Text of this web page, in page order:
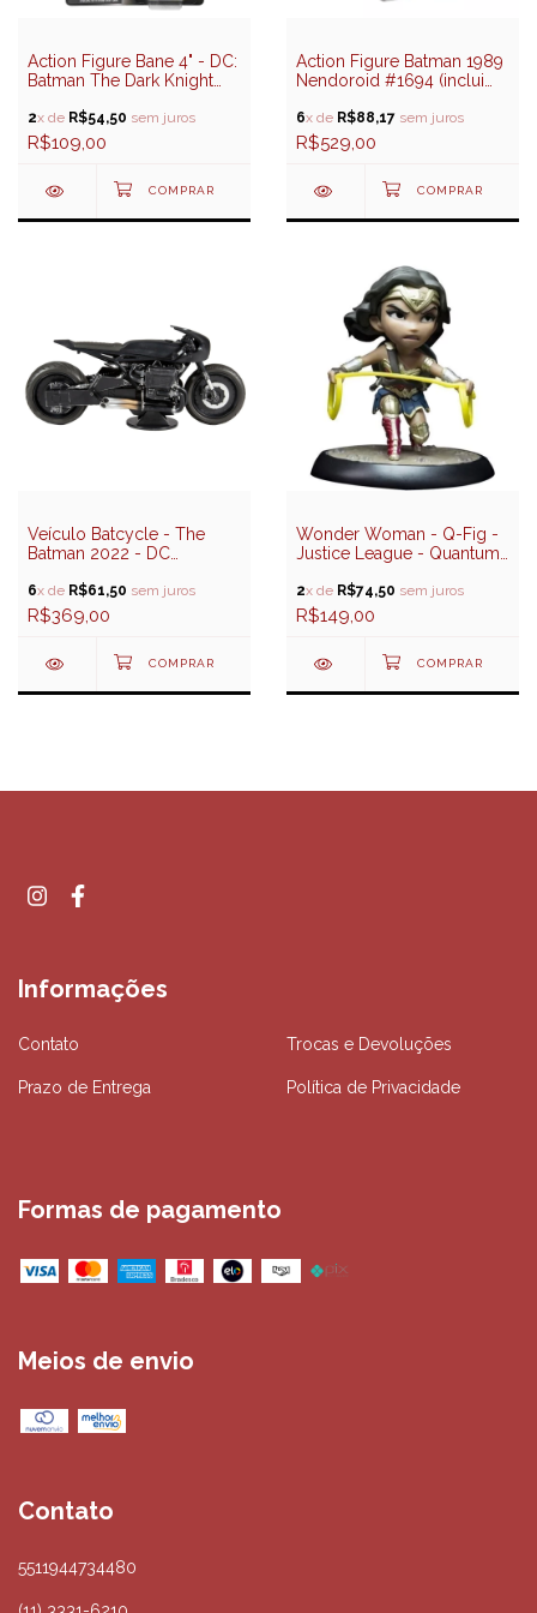
Action Figure Bane 4" - DC:
Batman The Dark Knight
(Sunny)
2x de R$54,50 sem juros
R$109,00
Action Figure Batman 1989
Nendoroid #1694 (inclui
Company
6x de R$88,17 sem juros
R$529,00
Veículo Batcycle - The
Batman 2022 - DC
Toys
6x de R$61,50 sem juros
R$369,00
Wonder Woman - Q-Fig -
Justice League - Quantum
2x de R$74,50 sem juros
R$149,00
Informações
Contato Trocas e Devoluções
Prazo de Entrega Política de Privacidade
Formas de pagamento
Meios de envio
Contato
5511944734480